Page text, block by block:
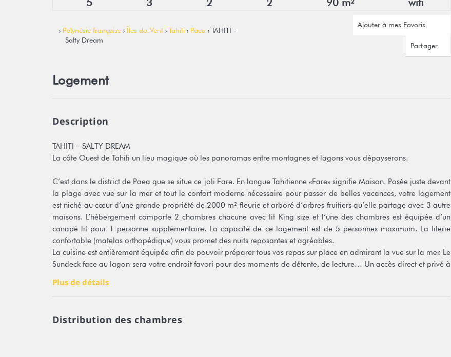
5 3 2 2 90 m² wifi
› Polynésie française› Îles du-Vent› Tahiti› Paea › TAHITI -
Salty Dream
Ajouter à mes Favoris
Partager
Logement
Description
TAHITI – SALTY DREAM
La côte Ouest de Tahiti un lieu magique où les panoramas entre montagnes et lagons vous dépayserons.
C’est dans le district de Paea que se situe ce joli Fare. En langue Tahitienne «Fare» signifie Maison. Posée juste devant
la plage avec vue sur la mer et tout le confort moderne nécessaire pour passer de belles vacances, votre logement
est niché au cœur d’une grande propriété de 2000 m² fleurie et arboré d’arbres fruitiers qu’elle partage avec 3 autre
maisons. L’hébergement comporte 2 chambres chacune avec lit King size et l’une des chambres est équipée d’un
canapé lit pour 1 personne supplémentaire. La capacité de ce logement est de 5 personnes maximum. La literie
confortable (matelas orthopédique) vous promet des nuits reposantes et agréables.
La cuisine est entièrement équipée afin de pouvoir préparer tous vos repas sur place en admirant la vue sur la mer. Le
Sundeck face au lagon sera votre endroit favori pour des moments de détente, de lecture… Un accès direct et privé à
Une buanderie est accessible avec 3 machines à laver (lavage en supplément et à régler sur place).
L’eau est potable car filtrée avec un filtre à eau Dolton, ce qui vous évitera l’achat de bouteilles d’eau.
Plus de détails
Distribution des chambres